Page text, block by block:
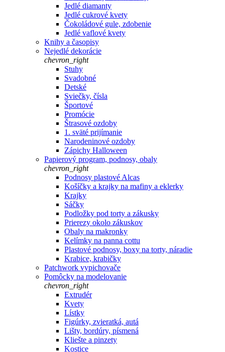
Jedlé diamanty
Jedlé cukrové kvety
Čokoládové gule, zdobenie
Jedlé vaflové kvety
Knihy a časopisy
Nejedlé dekorácie
chevron_right
Stuhy
Svadobné
Detské
Sviečky, čísla
Športové
Promócie
Štrasové ozdoby
1. sväté prijímanie
Narodeninové ozdoby
Zápichy Halloween
Papierový program, podnosy, obaly
chevron_right
Podnosy plastové Alcas
Košíčky a krajky na mafiny a eklerky
Krajky
Sáčky
Podložky pod torty a zákusky
Prierezy okolo zákuskov
Obaly na makronky
Kelímky na panna cottu
Plastové podnosy, boxy na torty, náradie
Krabice, krabičky
Patchwork vypichovače
Pomôcky na modelovanie
chevron_right
Extrudér
Kvety
Lístky
Figúrky, zvieratká, autá
Lišty, bordúry, písmená
Kliešte a pinzety
Kostice